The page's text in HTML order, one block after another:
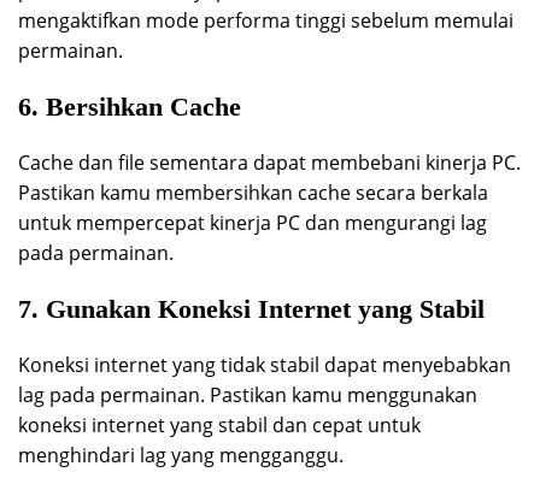
mengaktifkan mode performa tinggi sebelum memulai
permainan.
6. Bersihkan Cache
Cache dan file sementara dapat membebani kinerja PC.
Pastikan kamu membersihkan cache secara berkala
untuk mempercepat kinerja PC dan mengurangi lag
pada permainan.
7. Gunakan Koneksi Internet yang Stabil
Koneksi internet yang tidak stabil dapat menyebabkan
lag pada permainan. Pastikan kamu menggunakan
koneksi internet yang stabil dan cepat untuk
menghindari lag yang mengganggu.